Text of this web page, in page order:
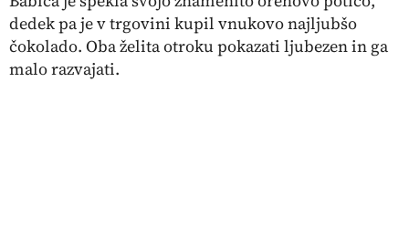
dedek pa je v trgovini kupil vnukovo najljubšo
čokolado. Oba želita otroku pokazati ljubezen in ga
malo razvajati.